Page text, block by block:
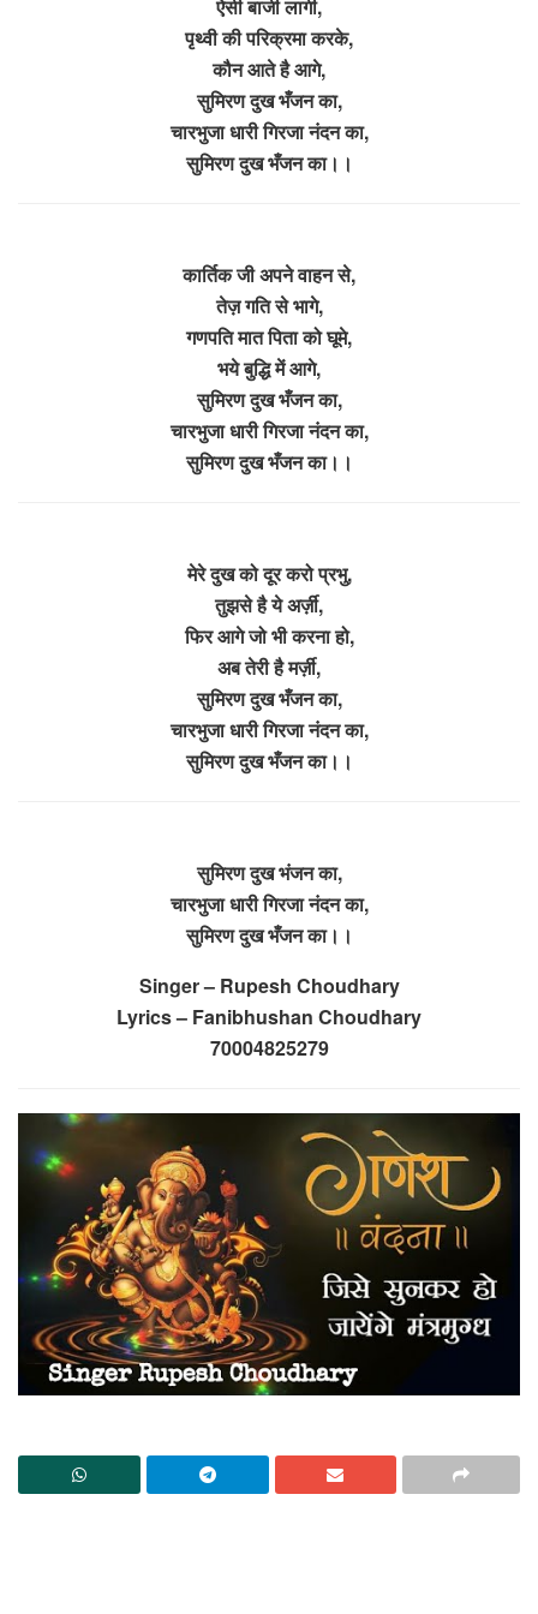
ऐसी बाजी लागी,
पृथ्वी की परिक्रमा करके,
कौन आते है आगे,
सुमिरण दुख भँजन का,
चारभुजा धारी गिरजा नंदन का,
सुमिरण दुख भँजन का।।
कार्तिक जी अपने वाहन से,
तेज़ गति से भागे,
गणपति मात पिता को घूमे,
भये बुद्धि में आगे,
सुमिरण दुख भँजन का,
चारभुजा धारी गिरजा नंदन का,
सुमिरण दुख भँजन का।।
मेरे दुख को दूर करो प्रभु,
तुझसे है ये अर्ज़ी,
फिर आगे जो भी करना हो,
अब तेरी है मर्ज़ी,
सुमिरण दुख भँजन का,
चारभुजा धारी गिरजा नंदन का,
सुमिरण दुख भँजन का।।
सुमिरण दुख भंजन का,
चारभुजा धारी गिरजा नंदन का,
सुमिरण दुख भँजन का।।
Singer – Rupesh Choudhary
Lyrics – Fanibhushan Choudhary
70004825279